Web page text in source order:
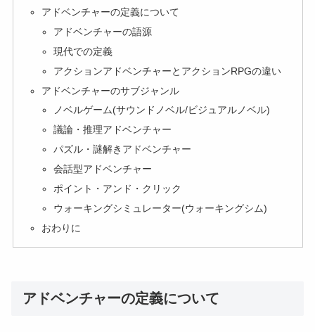
アドベンチャーの定義について
アドベンチャーの語源
現代での定義
アクションアドベンチャーとアクションRPGの違い
アドベンチャーのサブジャンル
ノベルゲーム(サウンドノベル/ビジュアルノベル)
議論・推理アドベンチャー
パズル・謎解きアドベンチャー
会話型アドベンチャー
ポイント・アンド・クリック
ウォーキングシミュレーター(ウォーキングシム)
おわりに
アドベンチャーの定義について